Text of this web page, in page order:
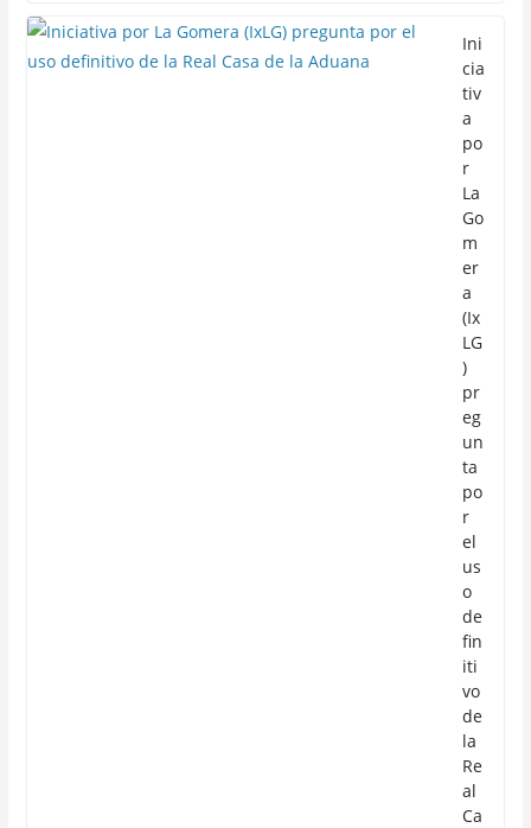
Ini
cia
tiv
a
po
r
La
Go
m
er
a
(Ix
LG
)
pr
eg
un
ta
po
r
el
us
o
de
fin
iti
vo
de
la
Re
al
Ca